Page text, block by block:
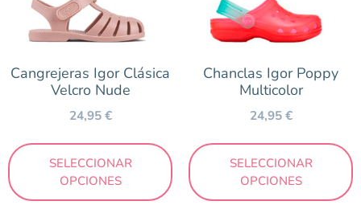
Cangrejeras Igor Clásica
Velcro Nude
24,95€
SELECCIONAR
OPCIONES
Chanclas Igor Poppy
Multicolor
24,95€
SELECCIONAR
OPCIONES